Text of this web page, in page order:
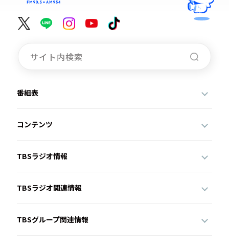
番組表
コンテンツ
TBSラジオ情報
TBSラジオ関連情報
TBSグループ関連情報